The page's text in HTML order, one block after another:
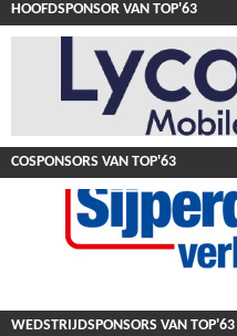
HOOFDSPONSOR VAN TOP'63
COSPONSORS VAN TOP'63
WEDSTRIJDSPONSORS VAN TOP'63